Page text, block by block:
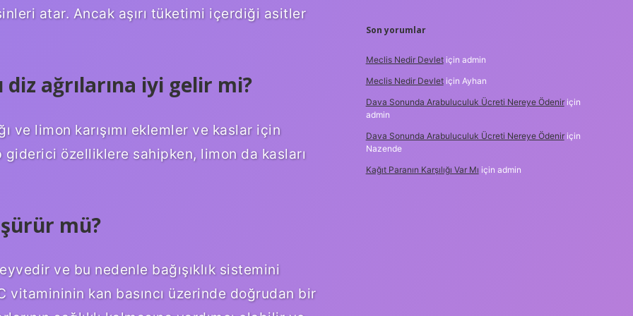
atar. Ancak aşırı tüketimi içerdiği asitler
diz ağrılarına iyi gelir mi?
ve limon karışımı eklemler ve kaslar için
özelliklere sahipken, limon da kasları
mü?
ve bu nedenle bağışıklık sistemini
vitamininin kan basıncı üzerinde doğrudan bir
Son yorumlar
Meclis Nedir Devletiçin admin
Meclis Nedir Devletiçin Ayhan
Dava Sonunda Arabuluculuk Ücreti Nereye Ödeniriçin
admin
Dava Sonunda Arabuluculuk Ücreti Nereye Ödeniriçin
Nazende
Kağıt Paranın Karşılığı Var Mı için admin